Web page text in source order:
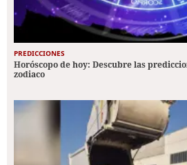
PREDICCIONES
Horóscopo de hoy: Descubre las
zodiaco